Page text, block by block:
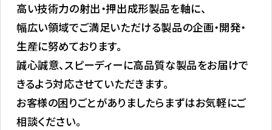
高い技術力の射出・押出成形製品を軸に、
幅広い領域でご満足いただける製品の企画・開発・
生産に努めております。
誠心誠意、スピーディーに高品質な製品をお届けで
きるよう対応させていただきます。
お客様の困りごとがありましたらまずはお気軽にご
相談ください。